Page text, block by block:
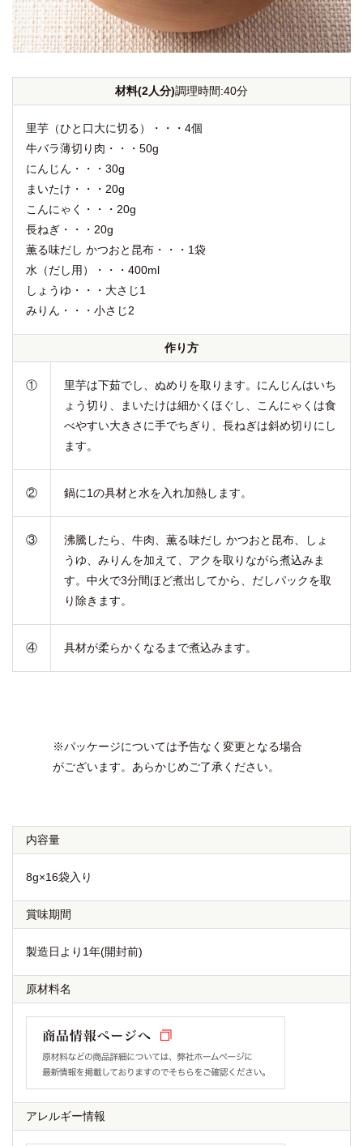
材料(2人分)調理時間:40分
里芋（ひと口大に切る）・・・4個
牛バラ薄切り肉・・・50g
にんじん・・・30g
まいたけ・・・20g
こんにゃく・・・20g
長ねぎ・・・20g
薫る味だし かつおと昆布・・・1袋
水（だし用）・・・400ml
しょうゆ・・・大さじ1
みりん・・・小さじ2
作り方
①
里芋は下茹でし、ぬめりを取ります。にんじんはいち
ょう切り、まいたけは細かくほぐし、こんにゃくは食
べやすい大きさに手でちぎり、長ねぎは斜め切りにし
ます。
② 鍋に1の具材と水を入れ加熱します。
③
沸騰したら、牛肉、薫る味だし かつおと昆布、しょ
うゆ、みりんを加えて、アクを取りながら煮込みま
す。中火で3分間ほど煮出してから、だしパックを取
り除きます。
④ 具材が柔らかくなるまで煮込みます。
※パッケージについては予告なく変更となる場合
がございます。あらかじめご了承ください。
内容量
8g×16袋入り
賞味期間
製造日より1年(開封前)
原材料名
アレルギー情報